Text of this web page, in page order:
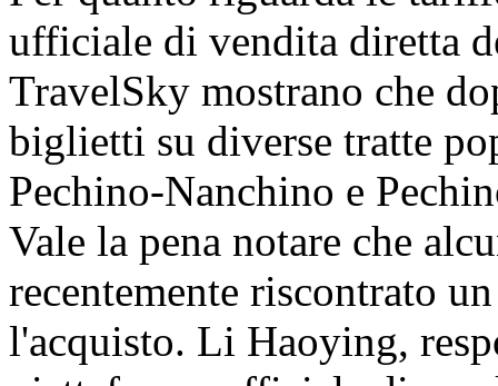
ufficiale di vendita diretta
TravelSky mostrano che
biglietti su diverse tratte
Pechino-Nanchino e
Vale la pena notare che
recentemente riscontrato
l'acquisto. Li Haoying,